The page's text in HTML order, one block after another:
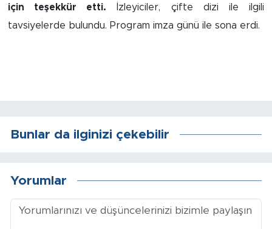
için teşekkür etti. İzleyiciler, çifte dizi ile ilgili
tavsiyelerde bulundu. Program imza günü ile sona erdi.
Bunlar da ilginizi çekebilir
Yorumlar
Darende
Magazin
Sinema